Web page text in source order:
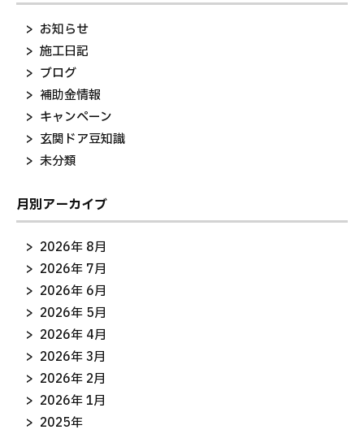
お知らせ
施工日記
ブログ
補助金情報
キャンペーン
玄関ドア豆知識
未分類
月別アーカイブ
2026年 8月
2026年 7月
2026年 6月
2026年 5月
2026年 4月
2026年 3月
2026年 2月
2026年 1月
2025年